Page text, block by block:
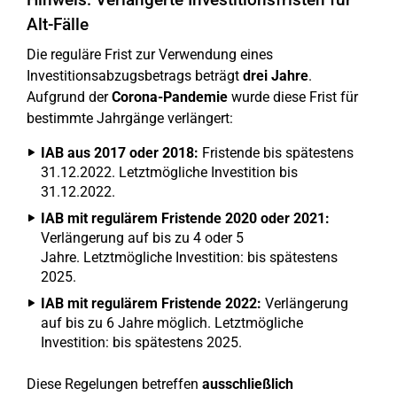
Alt-Fälle
Die reguläre Frist zur Verwendung eines
Investitionsabzugsbetrags beträgt drei Jahre.
Aufgrund derCorona-Pandemie wurde diese Frist für
bestimmte Jahrgänge verlängert:
IAB aus 2017 oder 2018: Fristende bis spätestens
31.12.2022. Letztmögliche Investition bis
31.12.2022.
IAB mit regulärem Fristende 2020 oder 2021:
Verlängerung auf bis zu 4 oder 5
Jahre. Letztmögliche Investition: bis spätestens
2025.
IAB mit regulärem Fristende 2022: Verlängerung
auf bis zu 6 Jahre möglich. Letztmögliche
Investition: bis spätestens 2025.
Diese Regelungen betreffen ausschließlich